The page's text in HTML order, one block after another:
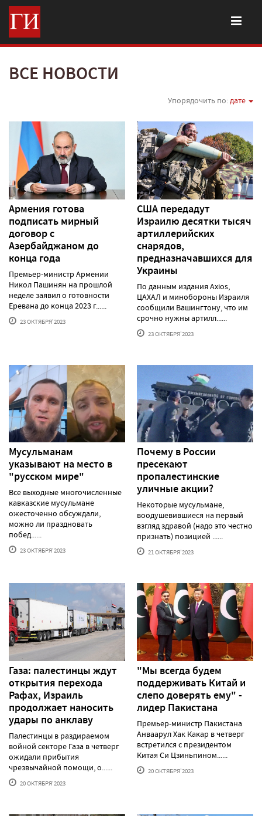
ВСЕ НОВОСТИ
Упорядочить по:дате
Армения готова
подписать мирный
договор с
Азербайджаном до
конца года
Премьер-министр Армении
Никол Пашинян на прошлой
неделе заявил о готовности
Еревана до конца 2023 г......
23 ОКТЯБРЯ'2023
США передадут
Израилю десятки тысяч
артиллерийских
снарядов,
предназначавшихся для
Украины
По данным издания Axios,
ЦАХАЛ и минобороны Израиля
сообщили Вашингтону, что им
срочно нужны артилл......
23 ОКТЯБРЯ'2023
Мусульманам
указывают на место в
"русском мире"
Все выходные многочисленные
кавказские мусульмане
ожесточенно обсуждали,
можно ли праздновать
побед......
23 ОКТЯБРЯ'2023
Почему в России
пресекают
пропалестинские
уличные акции?
Некоторые мусульмане,
воодушевившиеся на первый
взгляд здравой (надо это честно
признать) позицией ......
21 ОКТЯБРЯ'2023
Газа: палестинцы ждут
открытия перехода
Рафах, Израиль
продолжает наносить
удары по анклаву
Палестинцы в раздираемом
войной секторе Газа в четверг
ожидали прибытия
чрезвычайной помощи, о......
20 ОКТЯБРЯ'2023
"Мы всегда будем
поддерживать Китай и
слепо доверять ему" -
лидер Пакистана
Премьер-министр Пакистана
Анваарул Хак Какар в четверг
встретился с президентом
Китая Си Цзиньпином......
20 ОКТЯБРЯ'2023